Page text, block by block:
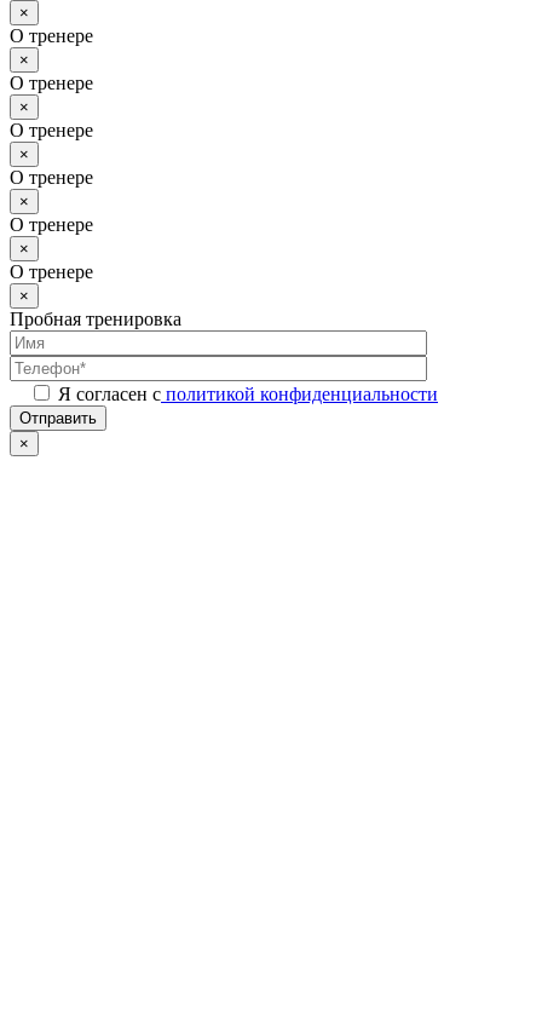
×
О тренере
×
О тренере
×
О тренере
×
О тренере
×
О тренере
×
О тренере
×
Пробная тренировка
Я согласен с политикой конфиденциальности
Отправить
×